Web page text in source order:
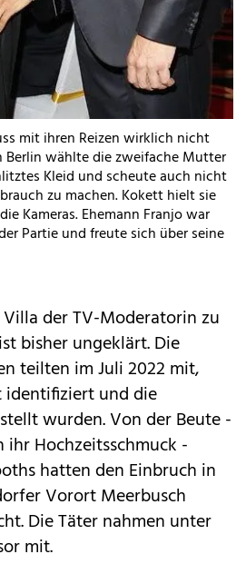
mit ihren Reizen wirklich nicht
Berlin wählte die zweifache Mutter
Kleid und scheute auch nicht
zu machen. Kokett hielt sie
Kameras. Ehemann Franjo war
Partie und freute sich über seine
der TV-Moderatorin zu
bisher ungeklärt. Die
teilten im Juli 2022 mit,
identifiziert und die
wurden. Von der Beute -
Hochzeitsschmuck -
hatten den Einbruch in
Vorort Meerbusch
Die Täter nahmen unter
mit.